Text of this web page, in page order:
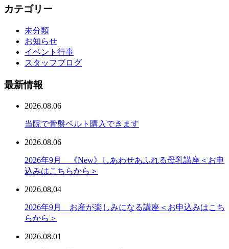
カテゴリー
未分類
お知らせ
イベント行事
スタッフブログ
最新情報
2026.08.06
当院で骨盤ベルト購入できます
2026.08.06
2026年9月 《New》しあわせあふれる母乳講座＜お申
込みはこちらから＞
2026.08.04
2026年9月 お産が楽しみになる講座＜お申込みはこち
らから＞
2026.08.01